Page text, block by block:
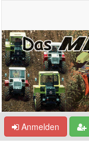
Anmelden